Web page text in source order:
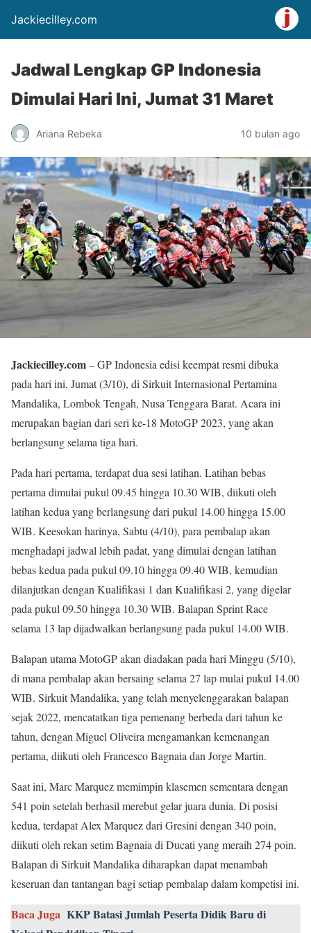
Jackiecilley.com
Jadwal Lengkap GP Indonesia
Dimulai Hari Ini, Jumat 31 Maret
Ariana Rebeka 10 bulan ago
Jackiecilley.com– GP Indonesia edisi keempat resmi dibuka
pada hari ini, Jumat (3/10), di Sirkuit Internasional Pertamina
Mandalika, Lombok Tengah, Nusa Tenggara Barat. Acara ini
merupakan bagian dari seri ke-18 MotoGP 2023, yang akan
berlangsung selama tiga hari.
Pada hari pertama, terdapat dua sesi latihan. Latihan bebas
pertama dimulai pukul 09.45 hingga 10.30 WIB, diikuti oleh
latihan kedua yang berlangsung dari pukul 14.00 hingga 15.00
WIB. Keesokan harinya, Sabtu (4/10), para pembalap akan
menghadapi jadwal lebih padat, yang dimulai dengan latihan
bebas kedua pada pukul 09.10 hingga 09.40 WIB, kemudian
dilanjutkan dengan Kualifikasi 1 dan Kualifikasi 2, yang digelar
pada pukul 09.50 hingga 10.30 WIB. Balapan Sprint Race
selama 13 lap dijadwalkan berlangsung pada pukul 14.00 WIB.
Balapan utama MotoGP akan diadakan pada hari Minggu (5/10),
di mana pembalap akan bersaing selama 27 lap mulai pukul 14.00
WIB. Sirkuit Mandalika, yang telah menyelenggarakan balapan
sejak 2022, mencatatkan tiga pemenang berbeda dari tahun ke
tahun, dengan Miguel Oliveira mengamankan kemenangan
pertama, diikuti oleh Francesco Bagnaia dan Jorge Martin.
Saat ini, Marc Marquez memimpin klasemen sementara dengan
541 poin setelah berhasil merebut gelar juara dunia. Di posisi
kedua, terdapat Alex Marquez dari Gresini dengan 340 poin,
diikuti oleh rekan setim Bagnaia di Ducati yang meraih 274 poin.
Balapan di Sirkuit Mandalika diharapkan dapat menambah
keseruan dan tantangan bagi setiap pembalap dalam kompetisi ini.
Baca Juga KKP Batasi Jumlah Peserta Didik Baru di